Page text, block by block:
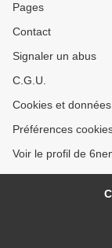
Pages
Contact
Signaler un abus
C.G.U.
Cookies et
Préférences
Voir le profil de